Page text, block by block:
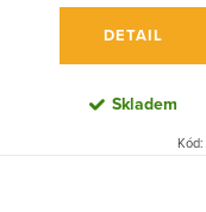
DETAIL
Skladem
Kód: